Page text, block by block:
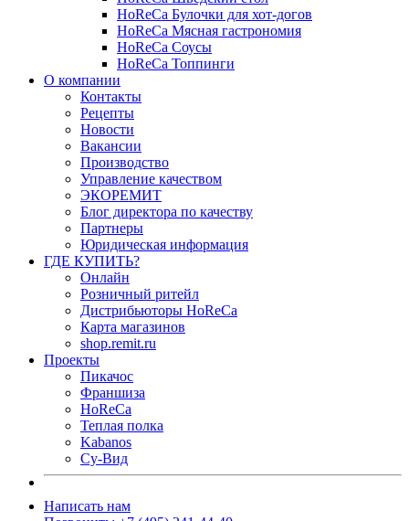
HoReCa Булочки для хот-догов
HoReCa Мясная гастрономия
HoReCa Соусы
HoReCa Топпинги
О компании
Контакты
Рецепты
Новости
Вакансии
Производство
Управление качеством
ЭКОРЕМИТ
Блог директора по качеству
Партнеры
Юридическая информация
ГДЕ КУПИТЬ?
Онлайн
Розничный ритейл
Дистрибьюторы HoReCa
Карта магазинов
shop.remit.ru
Проекты
Пикачос
Франшиза
HoReCa
Теплая полка
Kabanos
Су-Вид
Написать нам